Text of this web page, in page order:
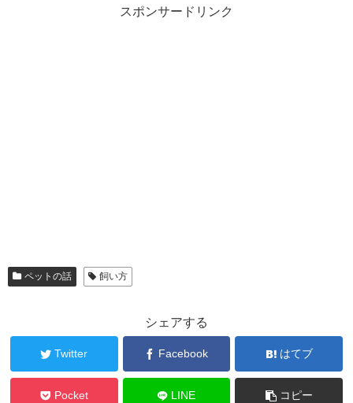
スポンサードリンク
ペットの話 飼い方
シェアする
Twitter Facebook はてブ
Pocket LINE コピー